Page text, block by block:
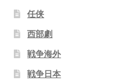
任侠
西部劇
戦争海外
戦争日本